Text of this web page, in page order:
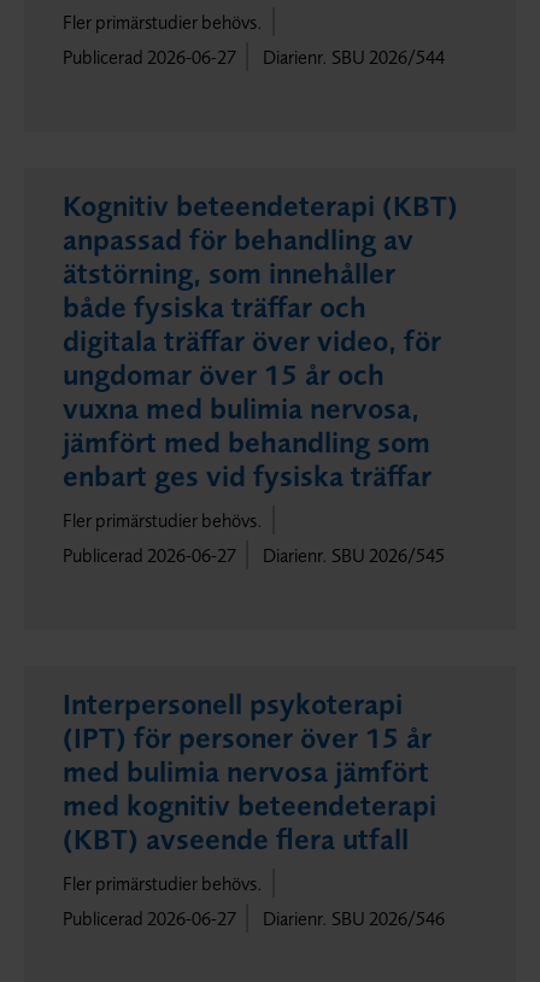
Fler primärstudier behövs.
Publicerad 2026-06-27
Diarienr. SBU 2026/544
Kognitiv beteendeterapi (KBT)
anpassad för behandling av
ätstörning, som innehåller
både fysiska träffar och
digitala träffar över video, för
ungdomar över 15 år och
vuxna med bulimia nervosa,
jämfört med behandling som
enbart ges vid fysiska träffar
Fler primärstudier behövs.
Publicerad 2026-06-27
Diarienr. SBU 2026/545
Interpersonell psykoterapi
(IPT) för personer över 15 år
med bulimia nervosa jämfört
med kognitiv beteendeterapi
(KBT) avseende flera utfall
Fler primärstudier behövs.
Publicerad 2026-06-27
Diarienr. SBU 2026/546